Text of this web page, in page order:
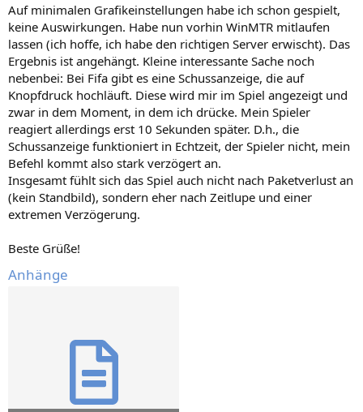
Auf minimalen Grafikeinstellungen habe ich schon gespielt,
keine Auswirkungen. Habe nun vorhin WinMTR mitlaufen
lassen (ich hoffe, ich habe den richtigen Server erwischt). Das
Ergebnis ist angehängt. Kleine interessante Sache noch
nebenbei: Bei Fifa gibt es eine Schussanzeige, die auf
Knopfdruck hochläuft. Diese wird mir im Spiel angezeigt und
zwar in dem Moment, in dem ich drücke. Mein Spieler
reagiert allerdings erst 10 Sekunden später. D.h., die
Schussanzeige funktioniert in Echtzeit, der Spieler nicht, mein
Befehl kommt also stark verzögert an.
Insgesamt fühlt sich das Spiel auch nicht nach Paketverlust an
(kein Standbild), sondern eher nach Zeitlupe und einer
extremen Verzögerung.
Beste Grüße!
Anhänge